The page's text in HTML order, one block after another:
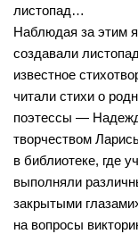
Е-Л
Предложения
Оnline опрос
Видео
Контакты
Карта сайта
листопад…
Наблюдая за этим
создавали
известное
читали стихи о
поэтессы —
творчеством
в библиотеке, где
выполняли
закрытыми
на вопросы